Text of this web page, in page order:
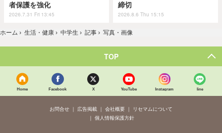
者保護を強化
2026.7.31 Fri 13:45
締切
2026.8.6 Thu 15:15
ホーム › 生活・健康 › 中学生 › 記事 › 写真・画像
TOP
Home Facebook X YouTube Instagram line
お問合せ 広告掲載 会社概要
リセマムについて
個人情報保護方針